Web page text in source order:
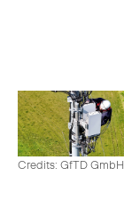
Credits: GfTD GmbH